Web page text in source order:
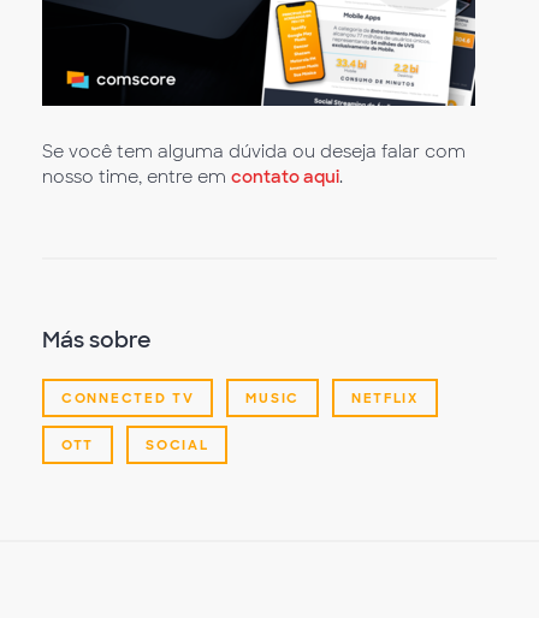
Se você tem alguma dúvida ou deseja falar com
nosso time, entre em contato aqui.
Más sobre
CONNECTED TV MUSIC NETFLIX
OTT SOCIAL